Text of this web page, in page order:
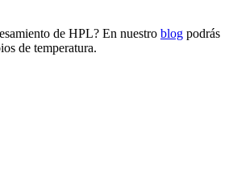
de HPL? En nuestro blog podrás
de temperatura.